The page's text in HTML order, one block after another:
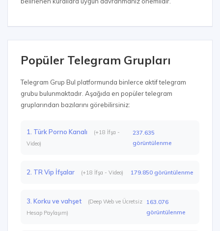
Popüler Telegram Grupları
Telegram Grup Bul platformunda binlerce aktif telegram
grubu bulunmaktadır. Aşağıda en popüler telegram
gruplarından bazılarını görebilirsiniz:
1. Türk Porno Kanalı
(+18 İfşa -
Video)
237.635
görüntülenme
2. TR Vip İfşalar (+18 İfşa - Video) 179.850 görüntülenme
3. Korku ve vahşet
(Deep Web ve Ücretsiz
Hesap Paylaşım)
163.076
görüntülenme